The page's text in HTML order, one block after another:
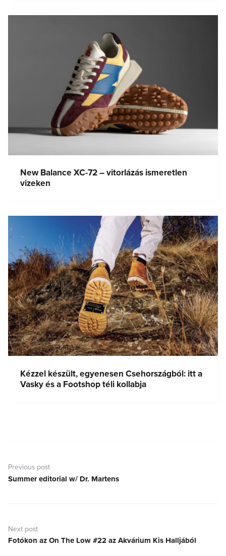
New Balance XC-72 – vitorlázás ismeretlen
vizeken
Kézzel készült, egyenesen Csehországból: itt a
Vasky és a Footshop téli kollabja
navigáció
Previous post
Previous
Summer editorial w/ Dr. Martens
Next post
Next
Fotókon az On The Low #22 az Akvárium Kis Halljából